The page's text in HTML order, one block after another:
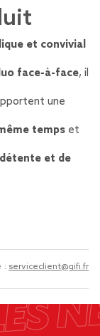
et convivial
face-à-face, il
une
temps et
et de
: serviceclient@gifi.fr